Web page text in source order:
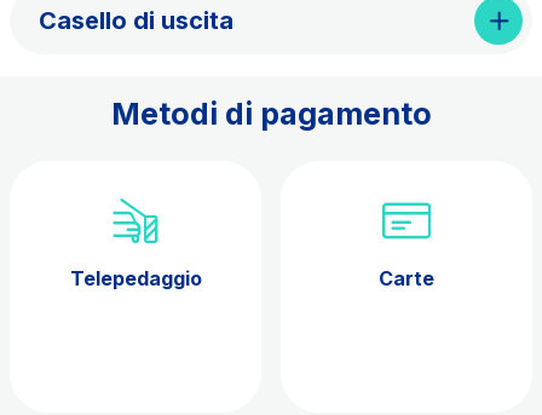
Casello di uscita
Metodi di pagamento
Telepedaggio Carte